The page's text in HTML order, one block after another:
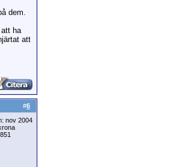
dem.
ha
att
#6
nov 2004